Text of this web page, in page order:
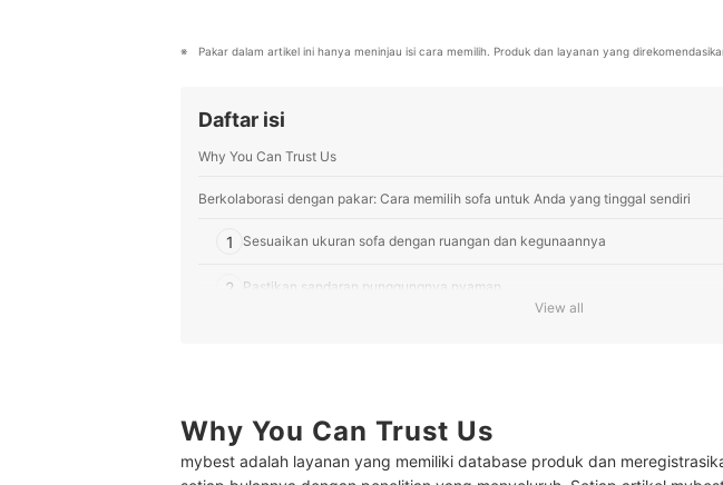
Pakar dalam artikel ini hanya meninjau isi cara memilih. Produk dan layanan yang
Daftar isi
Why You Can Trust Us
Berkolaborasi dengan pakar: Cara memilih sofa untuk Anda yang tinggal sendiri
1 Sesuaikan ukuran sofa dengan ruangan dan kegunaannya
2 Pastikan sandaran punggungnya nyaman
Baca juga rekomendasi produk lainnya untuk Anda yang tinggal sendiri
View all
Why You Can Trust Us
mybest adalah layanan yang memiliki database produk dan